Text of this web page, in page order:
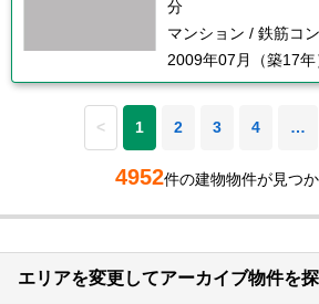
分
マンション / 鉄筋コ
2009年07月（築17年
< 1 2 3 4 …
4952件の建物物件が見つ
エリアを変更してアーカイブ物件を